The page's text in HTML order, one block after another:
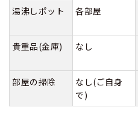
湯沸しポット 各部屋
貴重品(金庫) なし
部屋の掃除
なし(ご自身
で)